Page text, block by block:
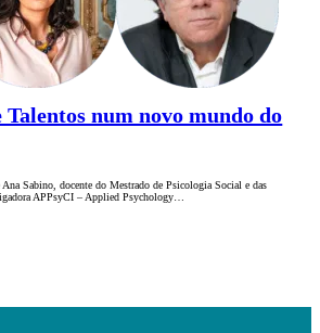
Talentos num novo mundo do
Sabino, docente do Mestrado de Psicologia Social e das
APPsyCI – Applied Psychology…